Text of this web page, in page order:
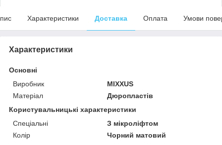
Характеристики Доставка Оплата Умови
Характеристики
Основні
Виробник
MIXXUS
Матеріал
Дюропластів
Користувальницькі характеристики
Спеціальні
З мікроліфтом
Колір
Чорний матовий